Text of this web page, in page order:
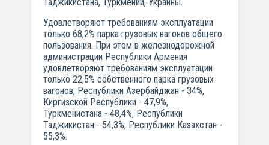
Удовлетворяют требованиям эксплуатации
только 68,2% парка грузовых вагонов общего
пользования. При этом в железнодорожной
администрации Республики Армения
удовлетворяют требованиям эксплуатации
только 22,5% собственного парка грузовых
вагонов, Республики Азербайджан - 34%,
Киргизской Республики - 47,9%,
Туркменистана - 48,4%, Республики
Таджикистан - 54,3%, Республики Казахстан -
55,3%.